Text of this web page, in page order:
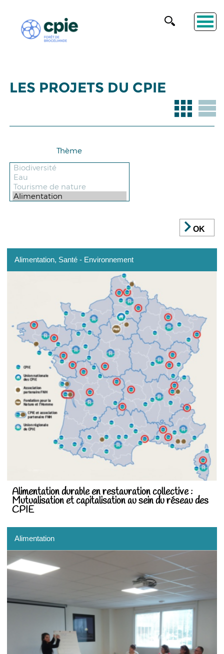
LES PROJETS DU CPIE
Thème
OK
Alimentation, Santé - Environnement
Alimentation durable en restauration collective :
Mutualisation et capitalisation au sein du réseau des
CPIE
Alimentation